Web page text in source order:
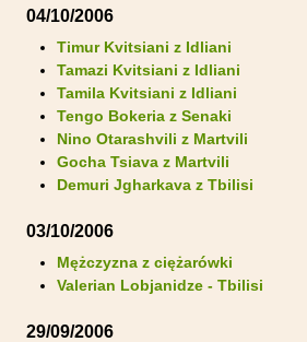
04/10/2006
Timur Kvitsiani z Idliani
Tamazi Kvitsiani z Idliani
Tamila Kvitsiani z Idliani
Tengo Bokeria z Senaki
Nino Otarashvili z Martvili
Gocha Tsiava z Martvili
Demuri Jgharkava z Tbilisi
03/10/2006
Mężczyzna z ciężarówki
Valerian Lobjanidze - Tbilisi
29/09/2006